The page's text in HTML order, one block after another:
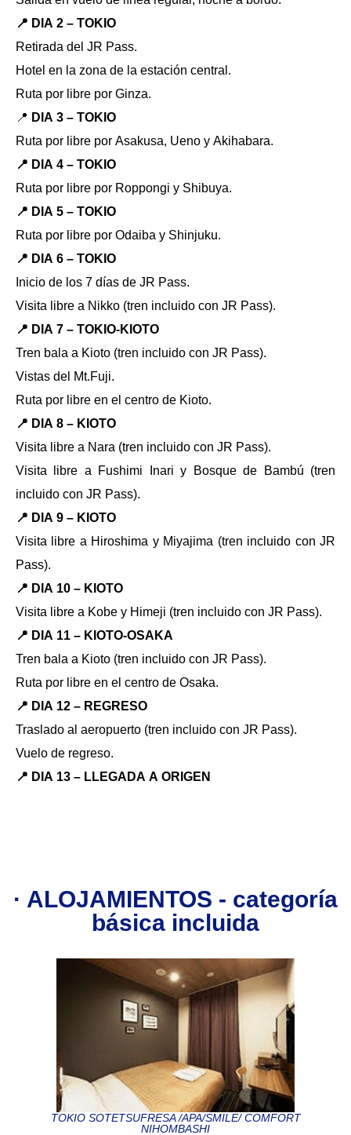
📍 DIA 2 – TOKIO
Retirada del JR Pass.
Hotel en la zona de la estación central.
Ruta por libre por Ginza.
📍 DIA 3 – TOKIO
Ruta por libre por Asakusa, Ueno y Akihabara.
📍 DIA 4 – TOKIO
Ruta por libre por Roppongi y Shibuya.
📍 DIA 5 – TOKIO
Ruta por libre por Odaiba y Shinjuku.
📍 DIA 6 – TOKIO
Inicio de los 7 días de JR Pass.
Visita libre a Nikko (tren incluido con JR Pass).
📍 DIA 7 – TOKIO-KIOTO
Tren bala a Kioto (tren incluido con JR Pass).
Vistas del Mt.Fuji.
Ruta por libre en el centro de Kioto.
📍 DIA 8 – KIOTO
Visita libre a Nara (tren incluido con JR Pass).
Visita libre a Fushimi Inari y Bosque de Bambú (tren
incluido con JR Pass).
📍 DIA 9 – KIOTO
Visita libre a Hiroshima y Miyajima (tren incluido con JR
Pass).
📍 DIA 10 – KIOTO
Visita libre a Kobe y Himeji (tren incluido con JR Pass).
📍 DIA 11 – KIOTO-OSAKA
Tren bala a Kioto (tren incluido con JR Pass).
Ruta por libre en el centro de Osaka.
📍 DIA 12 – REGRESO
Traslado al aeropuerto (tren incluido con JR Pass).
Vuelo de regreso.
📍 DIA 13 – LLEGADA A ORIGEN
· ALOJAMIENTOS - categoría
básica incluida
TOKIO SOTETSUFRESA /APA/SMILE/ COMFORT
NIHOMBASHI